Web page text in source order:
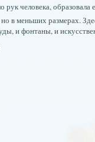
человека,
в меньших размерах.
и фонтаны, и